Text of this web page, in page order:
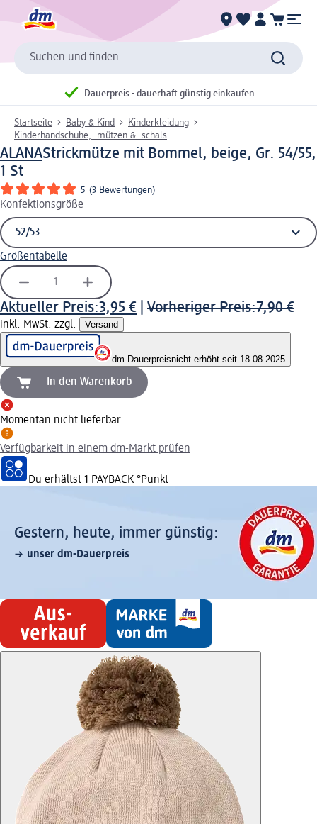
Suchen und finden
Dauerpreis - dauerhaft günstig einkaufen
Startseite Baby & Kind
Kinderkleidung
Kinderhandschuhe, -mützen & -schals
ALANAStrickmütze mit Bommel, beige, Gr. 54/55,
1 St
5 (3 Bewertungen)
Konfektionsgröße
Größentabelle
Aktueller Preis:3,95 € Vorheriger Preis:7,90 €
inkl. MwSt. zzgl. Versand
dm-Dauerpreisnicht erhöht seit 18.08.2025
In den Warenkorb
Momentan nicht lieferbar
Verfügbarkeit in einem dm-Markt prüfen
Du erhältst 1 PAYBACK °Punkt
Gestern, heute, immer günstig:
unser dm-Dauerpreis